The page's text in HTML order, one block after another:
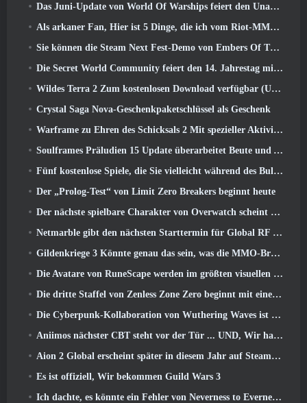
Das Juni-Update von World Of Warships feiert den Unabhängigkeitstag der USA mit einer neuen Erzählkampagne
Als arkaner Fan, Hier ist 5 Dinge, die ich vom Riot-MMO sehen möchte
Sie können die Steam Next Fest-Demo von Embers Of The Uncrowned Tomorrow vorab herunterladen
Die Secret World Community feiert den 14. Jahrestag mit einem Rätsel, das sie gemeinsam lösen müssen
Wildes Terra 2 Zum kostenlosen Download verfügbar (Und behalten) Für eine begrenzte Zeit
Crystal Saga Nova-Geschenkpaketschlüssel als Geschenk
Warframe zu Ehren des Schicksals 2 Mit spezieller Aktivität und Titel im Spiel
Soulframes Präludien 15 Update überarbeitet Beute und Angeln
Fünf kostenlose Spiele, die Sie vielleicht während des Bullet Fests ausprobieren möchten
Der „Prolog-Test“ von Limit Zero Breakers beginnt heute
Der nächste spielbare Charakter von Overwatch scheint ein überarbeiteter Cyborg-Verbrecherboss zu sein
Netmarble gibt den nächsten Starttermin für Global RF Online bekannt
Gildenkriege 3 Könnte genau das sein, was die MMO-Branche gerade braucht
Die Avatare von RuneScape werden im größten visuellen Update des Spiels der letzten zehn Jahre überarbeitet
Die dritte Staffel von Zenless Zone Zero beginnt mit einer Reise zu einer Bangboo-Insel im Himmel, Und zur Steam-Plattform
Die Cyberpunk-Kollaboration von Wuthering Waves ist genau das, was ich mir von meinen Videospiel-Crossover-Events erwarte
Aniimos nächster CBT steht vor der Tür ... UND, Wir haben ein offizielles Startfenster
Aion 2 Global erscheint später in diesem Jahr auf Steam und Purple
Es ist offiziell, Wir bekommen Guild Wars 3
Ich dachte, es könnte ein Fehler von Neverness to Everness sein, das Porsche Collab Gacha Event so früh zu veranstalten, Aber ich habe mich geirrt